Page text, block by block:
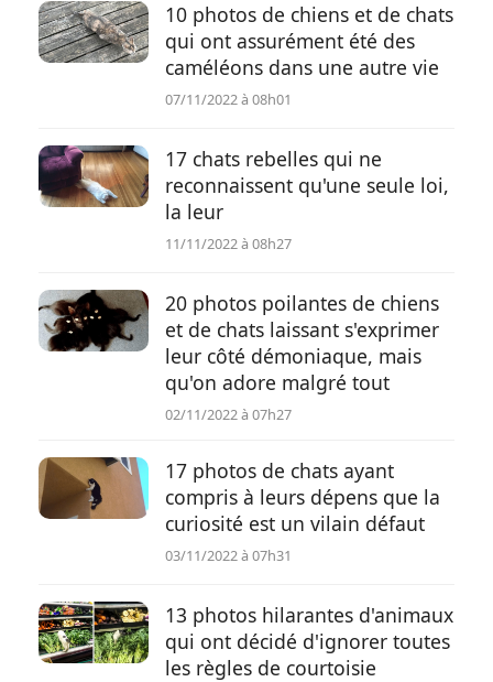
10 photos de chiens et de chats
qui ont assurément été des
caméléons dans une autre vie
07/11/2022 à 08h01
17 chats rebelles qui ne
reconnaissent qu'une seule loi,
la leur
11/11/2022 à 08h27
20 photos poilantes de chiens
et de chats laissant s'exprimer
leur côté démoniaque, mais
qu'on adore malgré tout
02/11/2022 à 07h27
17 photos de chats ayant
compris à leurs dépens que la
curiosité est un vilain défaut
03/11/2022 à 07h31
13 photos hilarantes d'animaux
qui ont décidé d'ignorer toutes
les règles de courtoisie